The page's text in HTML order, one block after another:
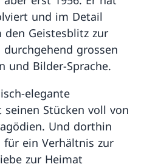
und im Detail
den Geistesblitz zur
grossen
und Bilder-Sprache.
elegante
Stücken voll von
Und dorthin
ein Verhältnis zur
zur Heimat